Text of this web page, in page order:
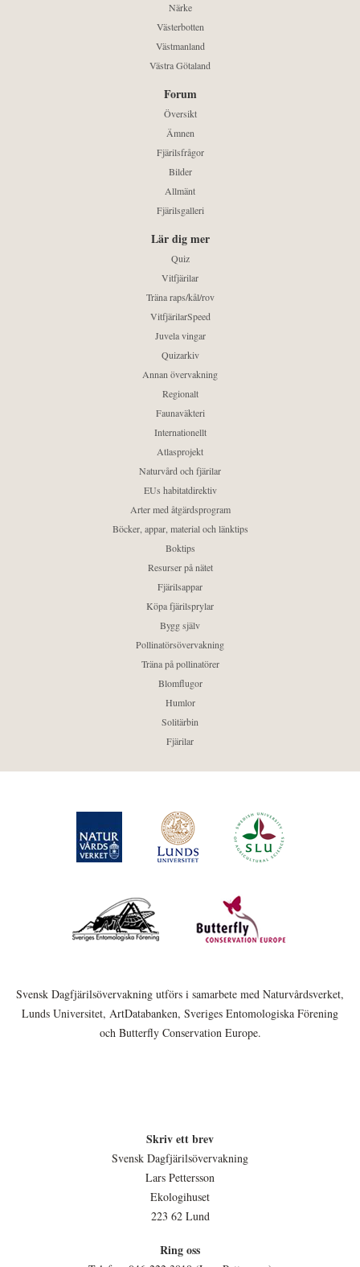
Närke
Västerbotten
Västmanland
Västra Götaland
Forum
Översikt
Ämnen
Fjärilsfrågor
Bilder
Allmänt
Fjärilsgalleri
Lär dig mer
Quiz
Vitfjärilar
Träna raps/kål/rov
VitfjärilarSpeed
Juvela vingar
Quizarkiv
Annan övervakning
Regionalt
Faunaväkteri
Internationellt
Atlasprojekt
Naturvård och fjärilar
EUs habitatdirektiv
Arter med åtgärdsprogram
Böcker, appar, material och länktips
Boktips
Resurser på nätet
Fjärilsappar
Köpa fjärilsprylar
Bygg själv
Pollinatörsövervakning
Träna på pollinatörer
Blomflugor
Humlor
Solitärbin
Fjärilar
Svensk Dagfjärilsövervakning utförs i samarbete med Naturvårdsverket,
Lunds Universitet, ArtDatabanken, Sveriges Entomologiska Förening
och Butterfly Conservation Europe.
Skriv ett brev
Svensk Dagfjärilsövervakning
Lars Pettersson
Ekologihuset
223 62 Lund
Ring oss